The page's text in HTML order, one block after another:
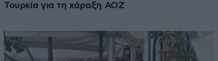
Τουρκία για τη χάραξη ΑΟΖ